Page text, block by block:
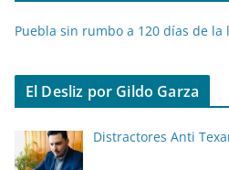
Puebla sin rumbo a 120 días de la
El Desliz por Gildo Garza
Distractores Anti